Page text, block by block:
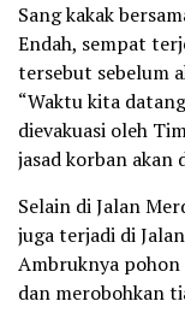
Sang kakak
Endah, sempat
tersebut sebelum
“Waktu kita
dievakuasi oleh
jasad korban akan
Selain di Jalan
juga terjadi di
Ambruknya
dan merobohkan